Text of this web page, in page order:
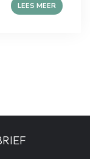
LEES MEER